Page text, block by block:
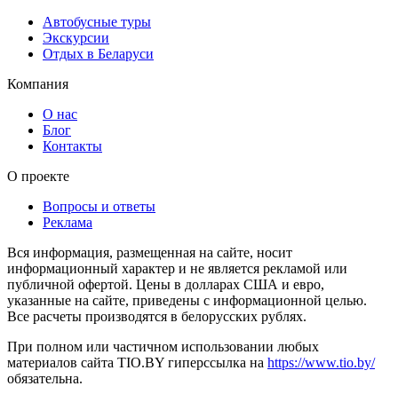
Автобусные туры
Экскурсии
Отдых в Беларуси
Компания
О нас
Блог
Контакты
О проекте
Вопросы и ответы
Реклама
Вся информация, размещенная на сайте, носит
информационный характер и не является рекламой или
публичной офертой. Цены в долларах США и евро,
указанные на сайте, приведены с информационной целью.
Все расчеты производятся в белорусских рублях.
При полном или частичном использовании любых
материалов сайта TIO.BY гиперссылка на https://www.tio.by/
обязательна.